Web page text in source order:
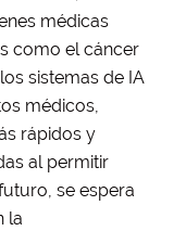
médicas
como el cáncer
sistemas de IA
médicos,
rápidos y
al permitir
se espera
la